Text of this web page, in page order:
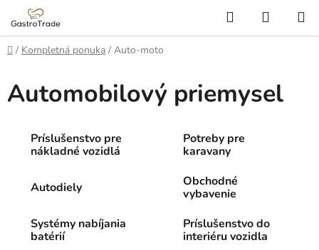
Prejsť
obsah
Hľadať
KOŠÍK
Domov
/ Kompletná ponuka / Auto-moto
Automobilový priemysel
Príslušenstvo pre
nákladné vozidlá
Potreby pre
karavany
Autodiely
Obchodné
vybavenie
Systémy nabíjania
batérií
Príslušenstvo do
interiéru vozidla